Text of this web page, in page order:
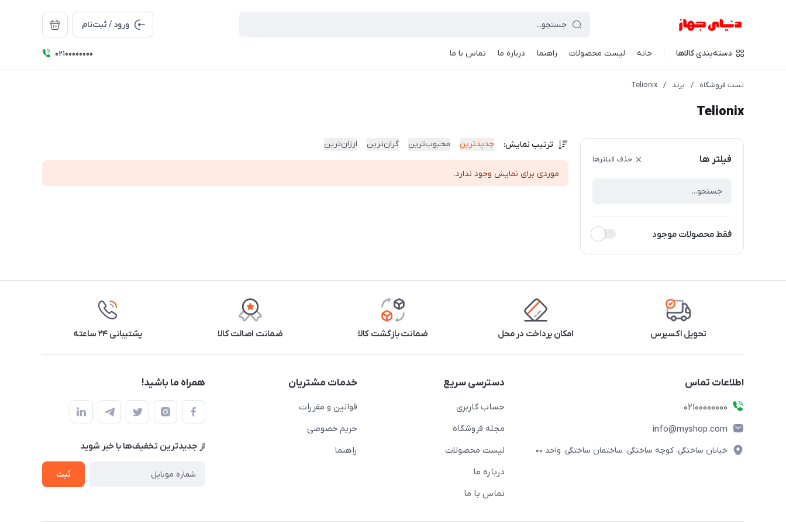
ورود / ثبت‌نام
دسته‌بندی کالاها خانه لیست محصولات راهنما درباره ما تماس با ما ۰۲۱۰۰۰۰۰۰۰۰
تست فروشگاه / برند /
Telionix
Telionix
فیلتر ها حذف فیلترها
فقط محصولات موجود
ترتیب نمایش: جدیدترین محبوب‌ترین گران‌ترین ارزان‌ترین
موردی برای نمایش وجود ندارد.
تحویل اکسپرس امکان پرداخت در محل ضمانت بازگشت کالا ضمانت اصالت کالا پشتیبانی ۲۴ ساعته
اطلاعات تماس
۰۲۱۰۰۰۰۰۰۰۰
info@myshop.com
خیابان ساختگی، کوچه ساختگی، ساختمان ساختگی، واحد ۰۰
دسترسی سریع
حساب کاربری
مجله فروشگاه
لیست محصولات
درباره ما
تماس با ما
خدمات مشتریان
قوانین و مقررات
حریم خصوصی
راهنما
همراه ما باشید!
از جدید‌ترین تخفیف‌ها با‌ خبر شوید
ثبت